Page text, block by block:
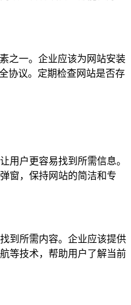
之一。企业应该为网站安装
协议。定期检查网站是否存
用户更容易找到所需信息。
窗，保持网站的简洁和专
到所需内容。企业应该提供
等技术，帮助用户了解当前